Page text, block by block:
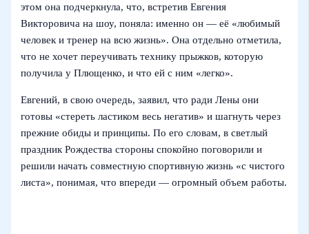
этом она подчеркнула, что, встретив Евгения
Викторовича на шоу, поняла: именно он — её «любимый
человек и тренер на всю жизнь». Она отдельно отметила,
что не хочет переучивать технику прыжков, которую
получила у Плющенко, и что ей с ним «легко».
Евгений, в свою очередь, заявил, что ради Лены они
готовы «стереть ластиком весь негатив» и шагнуть через
прежние обиды и принципы. По его словам, в светлый
праздник Рождества стороны спокойно поговорили и
решили начать совместную спортивную жизнь «с чистого
листа», понимая, что впереди — огромный объем работы.